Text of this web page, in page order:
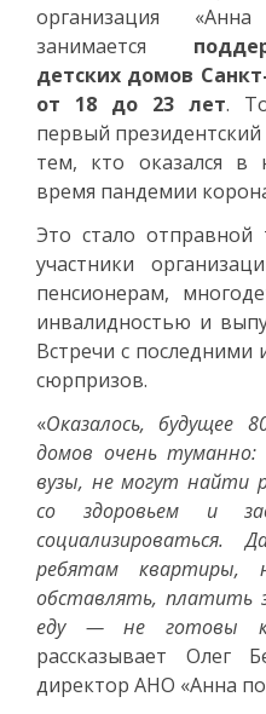
организация
занимается
детских домов
от 18 до 23 лет.
первый
тем, кто оказался в
время пандемии
Это стало отправной
участники
пенсионерам,
инвалидностью и
Встречи с последними
сюрпризов.
«Оказалось, будущее
домов очень
вузы, не могут найти
со здоровьем и
социализироваться.
ребятам
обставлять, платить
еду — не готовы
рассказывает Олег
директор АНО «Анна